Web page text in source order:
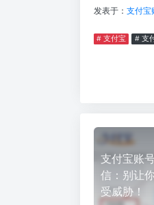
发表于： 支付宝
# 支付宝 # 支
支付宝账
信：别让
受威胁！